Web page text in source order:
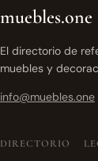
muebles.one
El directorio de
muebles y
info@muebles.one
DIRECTORIO